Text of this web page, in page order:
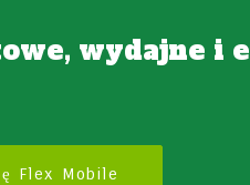
wydajne i
Flex Mobile